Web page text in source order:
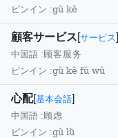
ピンイン :gù kè
顧客サービス[サービス]
中国語 : 顾客服务
ピンイン :gù kè fú wù
心配[基本会話]
中国語 : 顾虑
ピンイン :gù lǜ